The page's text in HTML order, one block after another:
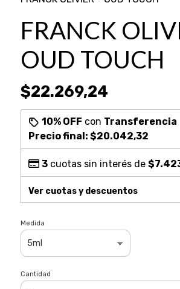
FRANCK
OUD TOUCH
$22.269,24
10% OFF con Transferencia
Precio final: $20.042,32
3cuotas sin interés de
Ver cuotas y descuentos
Medida
Cantidad